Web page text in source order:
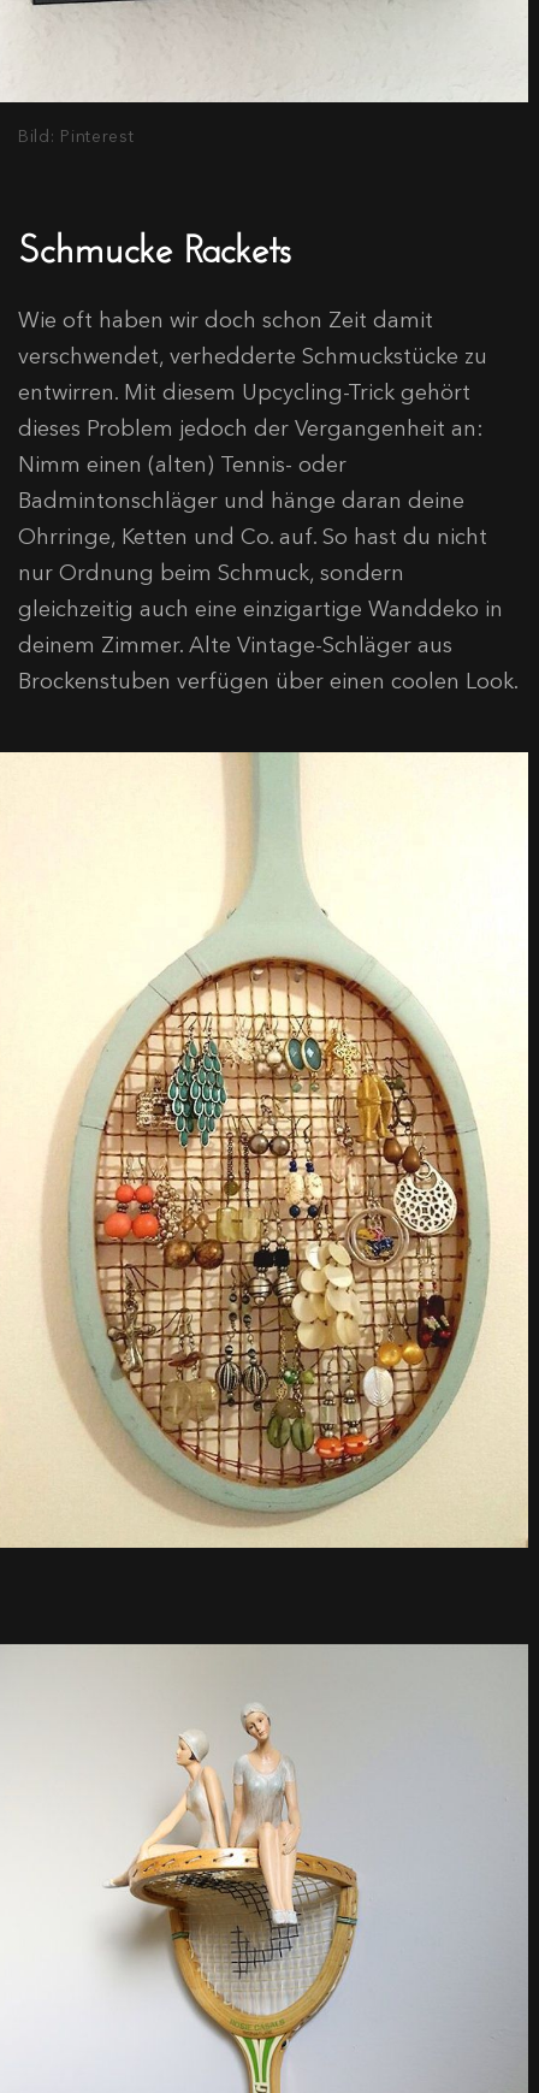
Bild: Pinterest
Schmucke Rackets
Wie oft haben wir doch schon Zeit damit
verschwendet, verhedderte Schmuckstücke zu
entwirren. Mit diesem Upcycling-Trick gehört
dieses Problem jedoch der Vergangenheit an:
Nimm einen (alten) Tennis- oder
Badmintonschläger und hänge daran deine
Ohrringe, Ketten und Co. auf. So hast du nicht
nur Ordnung beim Schmuck, sondern
gleichzeitig auch eine einzigartige Wanddeko in
deinem Zimmer. Alte Vintage-Schläger aus
Brockenstuben verfügen über einen coolen Look.